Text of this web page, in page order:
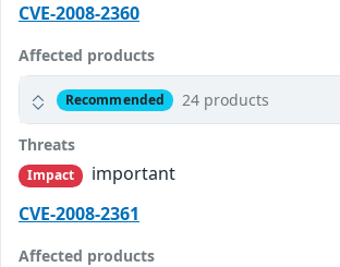
CVE-2008-2360
Affected products
Recommended 24 products
Threats
Impact
important
CVE-2008-2361
Affected products